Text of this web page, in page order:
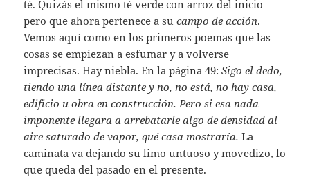
té. Quizás el mismo té verde con arroz del inicio
pero que ahora pertenece a sucampo de acción.
Vemos aquí como en los primeros poemas que las
cosas se empiezan a esfumar y a volverse
imprecisas. Hay niebla. En la página 49:Sigo el dedo,
tiendo una línea distante y no, no está, no hay casa,
edificio u obra en construcción. Pero si esa nada
imponente llegara a arrebatarle algo de densidad al
aire saturado de vapor, qué casa mostraría.La
caminata va dejando su limo untuoso y movedizo, lo
que queda del pasado en el presente.